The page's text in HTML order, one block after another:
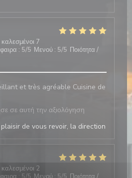
7
: 5/5 Μενού : 5/5 Ποιότητα /
et très agréable Cuisine de
σε αυτή την αξιολόγηση
de vous revoir, la direction
2